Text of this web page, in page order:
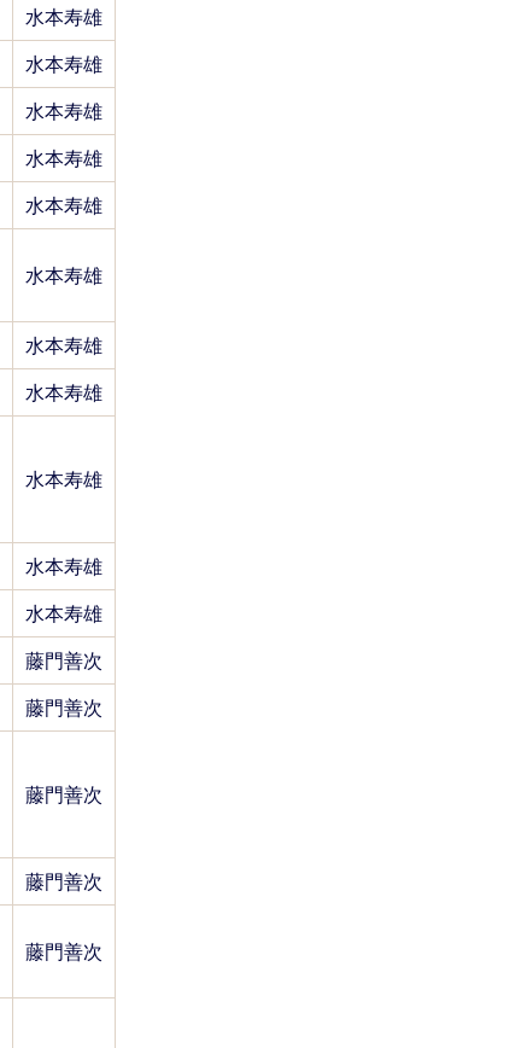
水本寿雄
水本寿雄
水本寿雄
水本寿雄
水本寿雄
水本寿雄
水本寿雄
水本寿雄
水本寿雄
水本寿雄
水本寿雄
藤門善次
藤門善次
藤門善次
藤門善次
藤門善次